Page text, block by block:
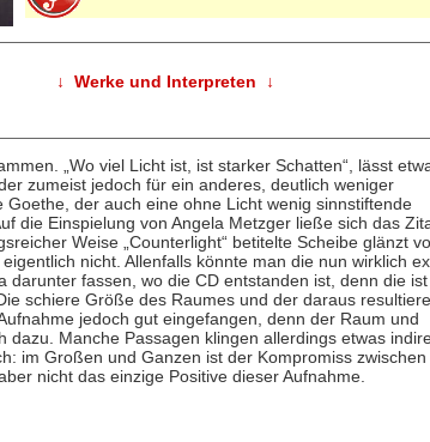
↓ Werke und Interpreten ↓
„Wo viel Licht ist, ist starker Schatten“, lässt
zumeist jedoch für ein anderes, deutlich weniger
der auch eine ohne Licht wenig sinnstiftende
die Einspielung von Angela Metzger ließe sich das
Weise „Counterlight“ betitelte Scheibe glänzt
nicht. Allenfalls könnte man die nun wirklich
darunter fassen, wo die CD entstanden ist, denn die
schiere Größe des Raumes und der daraus
jedoch gut eingefangen, denn der Raum und
dazu. Manche Passagen klingen allerdings etwas
im Großen und Ganzen ist der Kompromiss zwischen
nicht das einzige Positive dieser Aufnahme.